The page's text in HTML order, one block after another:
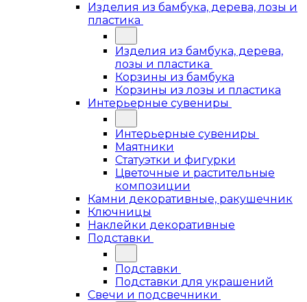
Изделия из бамбука, дерева, лозы и
пластика
Изделия из бамбука, дерева,
лозы и пластика
Корзины из бамбука
Корзины из лозы и пластика
Интерьерные сувениры
Интерьерные сувениры
Маятники
Статуэтки и фигурки
Цветочные и растительные
композиции
Камни декоративные, ракушечник
Ключницы
Наклейки декоративные
Подставки
Подставки
Подставки для украшений
Свечи и подсвечники